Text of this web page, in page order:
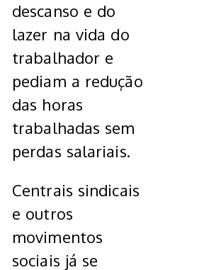
descanso e do
lazer na vida do
trabalhador e
pediam a redução
das horas
trabalhadas sem
perdas salariais.
Centrais sindicais
e outros
movimentos
sociais já se